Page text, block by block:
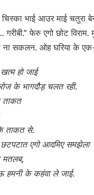
चिस्का भाई आउर माई
गरीबी.” फेरु एगो छोट
ना सकलन. ओह घरिया के
हो जाई
के भागदौड़ चलत रही.
ताकत
ताकत से.
एगो आदमिए समझेला
मतलब,
हमनी के कहंवा ले जाई.